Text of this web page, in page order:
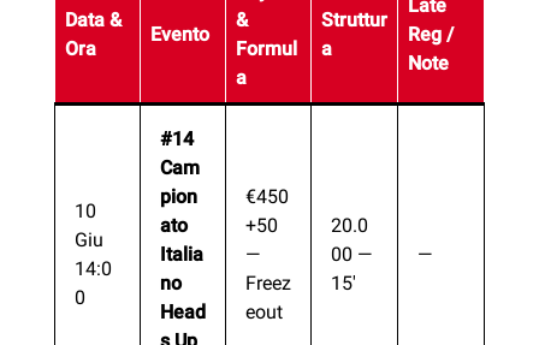
Data &
Ora
Evento
&
Formul
a
Struttur
a
Late
Reg /
Note
10
Giu
14:0
0
#14
Cam
pion
ato
Italia
no
Head
€450
+50
—
Freez
eout
20.0
00 —
15′
—